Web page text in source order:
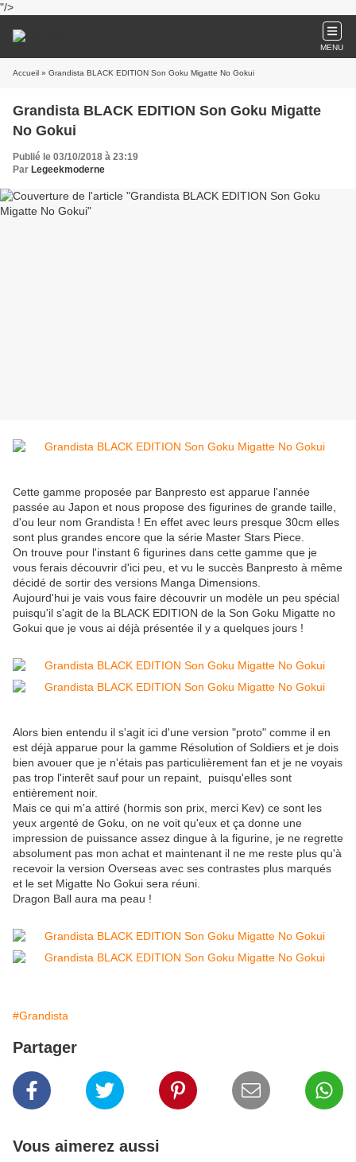
"/>
MENU
Accueil » Grandista BLACK EDITION Son Goku Migatte No Gokui
Grandista BLACK EDITION Son Goku Migatte
No Gokui
Publié le 03/10/2018 à 23:19
Par Legeekmoderne
Cette gamme proposée par Banpresto est apparue l'année
passée au Japon et nous propose des figurines de grande taille,
d'ou leur nom Grandista ! En effet avec leurs presque 30cm elles
sont plus grandes encore que la série Master Stars Piece.
On trouve pour l'instant 6 figurines dans cette gamme que je
vous ferais découvrir d'ici peu, et vu le succès Banpresto à même
décidé de sortir des versions Manga Dimensions.
Aujourd'hui je vais vous faire découvrir un modèle un peu spécial
puisqu'il s'agit de la BLACK EDITION de la Son Goku Migatte no
Gokui que je vous ai déjà présentée il y a quelques jours !
Alors bien entendu il s'agit ici d'une version "proto" comme il en
est déjà apparue pour la gamme Résolution of Soldiers et je dois
bien avouer que je n'étais pas particulièrement fan et je ne voyais
pas trop l'interêt sauf pour un repaint, puisqu'elles sont
entièrement noir.
Mais ce qui m'a attiré (hormis son prix, merci Kev) ce sont les
yeux argenté de Goku, on ne voit qu'eux et ça donne une
impression de puissance assez dingue à la figurine, je ne regrette
absolument pas mon achat et maintenant il ne me reste plus qu'à
recevoir la version Overseas avec ses contrastes plus marqués
et le set Migatte No Gokui sera réuni.
Dragon Ball aura ma peau !
#Grandista
Partager
Vous aimerez aussi